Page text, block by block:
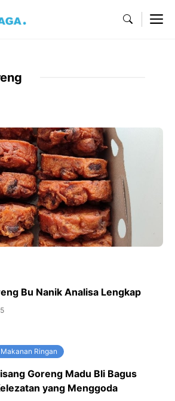
Bu Nanik Analisa Lengkap
Makanan Ringan
Goreng Madu Bli Bagus
yang Menggoda